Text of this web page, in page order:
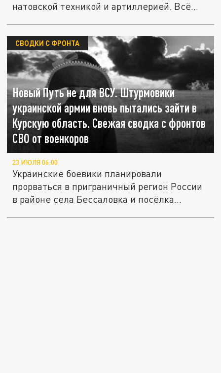
натовской техникой и артиллерией. Всё
Новый Путь не для ВСУ. Штурмовики
украинской армии вновь пытались зайти в
Курскую область. Свежая сводка с фронтов
СВО от военкоров
СВОДКИ С ФРОНТА
23 ИЮЛЯ 06:00
Украинские боевики планировали
прорваться в приграничный регион России
в районе села Бессаловка и посёлка...